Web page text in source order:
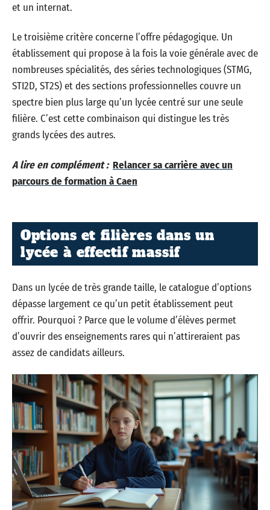
et un internat.
Le troisième critère concerne l’offre pédagogique. Un
établissement qui propose à la fois la voie générale avec de
nombreuses spécialités, des séries technologiques (STMG,
STI2D, ST2S) et des sections professionnelles couvre un
spectre bien plus large qu’un lycée centré sur une seule
filière. C’est cette combinaison qui distingue les très
grands lycées des autres.
A lire en complément : Relancer sa carrière avec un
parcours de formation à Caen
Options et filières dans un
lycée à effectif massif
Dans un lycée de très grande taille, le catalogue d’options
dépasse largement ce qu’un petit établissement peut
offrir. Pourquoi ? Parce que le volume d’élèves permet
d’ouvrir des enseignements rares qui n’attireraient pas
assez de candidats ailleurs.